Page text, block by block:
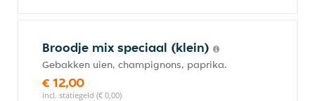
Broodje mix speciaal (klein)
Gebakken uien, champignons, paprika.
€ 12,00
incl. statiegeld (€ 0,00)